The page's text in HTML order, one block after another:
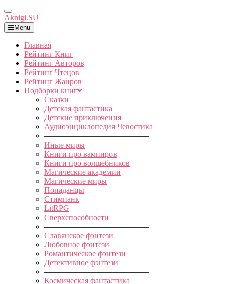
Toggle
Navigation
Aknigi.SU
Menu
Главная
Рейтинг Книг
Рейтинг Авторов
Рейтинг Чтецов
Рейтинг Жанров
Подборки книг
Сказки
Детская фантастика
Детские приключения
Аудиоэнциклопедия Чевостика
—————————————
Иные миры
Книги про вампиров
Книги про волшебников
Магические академии
Магические миры
Попаданцы
Стимпанк
LitRPG
Сверхспособности
—————————————
Славянское фэнтези
Любовное фэнтези
Романтическое фэнтези
Детективное фэнтези
—————————————
Космическая фантастика